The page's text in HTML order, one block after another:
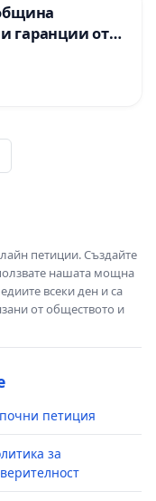
гаранции от
че ще се
норми!
петиции. Създайте
нашата мощна
всеки ден и са
от обществото и
петиция
за